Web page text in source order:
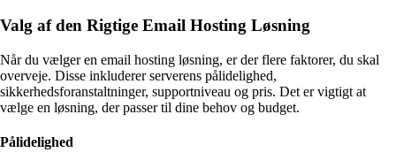
Valg af den Rigtige Email Hosting Løsning
Når du vælger en email hosting løsning, er der flere faktorer, du skal
overveje. Disse inkluderer serverens pålidelighed,
sikkerhedsforanstaltninger, supportniveau og pris. Det er vigtigt at
vælge en løsning, der passer til dine behov og budget.
Pålidelighed